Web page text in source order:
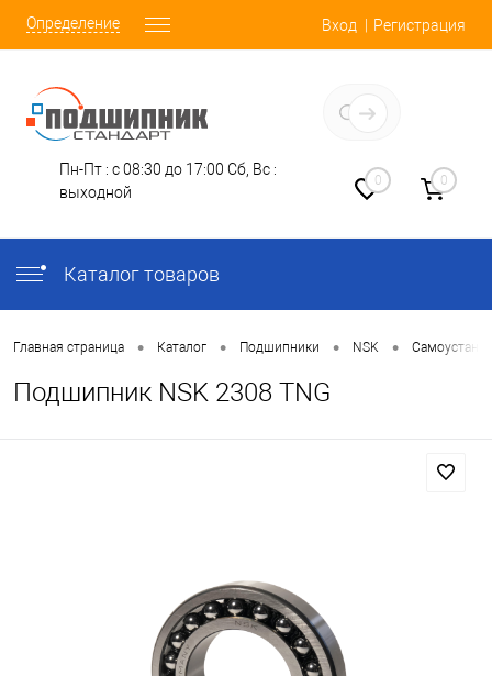
Определение Вход Регистрация
Пн-Пт : с 08:30 до 17:00 Сб, Вс :
выходной
0 0
Каталог товаров
Главная страница • Каталог • Подшипники • NSK •
Подшипник NSK 2308 TNG